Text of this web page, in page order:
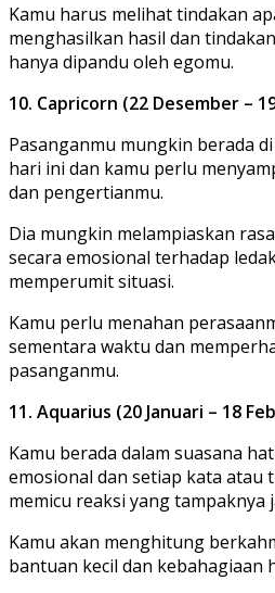
Kamu harus melihat tindakan
menghasilkan hasil dan
hanya dipandu oleh egomu.
10. Capricorn (22 Desember –
Pasanganmu mungkin berada
hari ini dan kamu perlu
dan pengertianmu.
Dia mungkin melampiaskan
secara emosional terhadap
memperumit situasi.
Kamu perlu menahan
sementara waktu dan
pasanganmu.
11. Aquarius (20 Januari – 18
Kamu berada dalam suasana
emosional dan setiap kata atau
memicu reaksi yang tampaknya
Kamu akan menghitung
bantuan kecil dan kebahagiaan